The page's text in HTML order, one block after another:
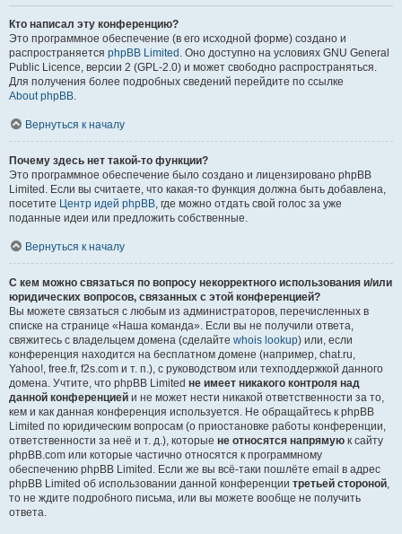
Кто написал эту конференцию?
Это программное обеспечение (в его исходной форме) создано и
распространяется phpBB Limited . Оно доступно на условиях GNU General
Public Licence, версии 2 (GPL-2.0) и может свободно распространяться.
Для получения более подробных сведений перейдите по ссылке
About phpBB.
Вернуться к началу
Почему здесь нет такой-то функции?
Это программное обеспечение было создано и лицензировано phpBB
Limited. Если вы считаете, что какая-то функция должна быть добавлена,
посетите Центр идей phpBB, где можно отдать свой голос за уже
поданные идеи или предложить собственные.
Вернуться к началу
С кем можно связаться по вопросу некорректного использования и/или
юридических вопросов, связанных с этой конференцией?
Вы можете связаться с любым из администраторов, перечисленных в
списке на странице «Наша команда». Если вы не получили ответа,
свяжитесь с владельцем домена (сделайте whois lookup) или, если
конференция находится на бесплатном домене (например, chat.ru,
Yahoo!, free.fr, f2s.com и т. п.), с руководством или техподдержкой данного
домена. Учтите, что phpBB Limited не имеет никакого контроля над
данной конференцией и не может нести никакой ответственности за то,
кем и как данная конференция используется. Не обращайтесь к phpBB
Limited по юридическим вопросам (о приостановке работы конференции,
ответственности за неё и т. д.), которые не относятся напрямую к сайту
phpBB.com или которые частично относятся к программному
обеспечению phpBB Limited. Если же вы всё-таки пошлёте email в адрес
phpBB Limited об использовании данной конференции третьей стороной,
то не ждите подробного письма, или вы можете вообще не получить
ответа.